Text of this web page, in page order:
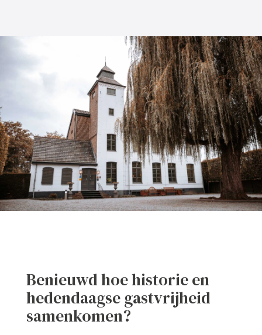
Benieuwd hoe historie en
hedendaagse gastvrijheid
samenkomen?